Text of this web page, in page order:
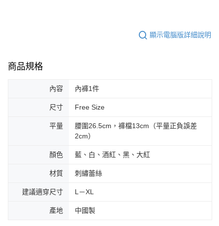
顯示電腦版詳細說明
商品規格
內容 內褲1件
尺寸 Free Size
平量
腰圍26.5cm，褲檔13cm（平量正負誤差
2cm）
顏色 藍、白、酒紅、黑、大紅
材質 刺繡蕾絲
建議適穿尺寸 L－XL
產地 中國製